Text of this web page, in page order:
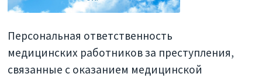
Персональная ответственность
медицинских работников за преступления,
связанные с оказанием медицинской